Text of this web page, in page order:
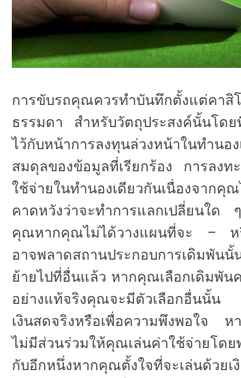
การขับรถคุณควรทำบันทึกตั้งแต่คาสิ
ธรรมดา สำหรับวัตถุประสงค์นั้นโดย
ไว้กับหน้าการลงทุนล่วงหน้าในทำนอ
สมดุลของข้อมูลที่เรียกร้อง การลงท
ใช้จ่ายในทำนองเดียวกันเนื่องจากคุ
คาดหวังว่าจะทำการแลกเปลี่ยนใด
คุณหากคุณไม่ได้วางแผนที่จะ – ห
อาจพลาดสถานประกอบการเดิมพันนั้
ย้ายไปที่อื่นแล้ว หากคุณเลือกเดิมพัน
อย่างแท้จริงคุณจะมีตัวเลือกอื่นนั้น
เงินสดจริงหรือเพื่อความพึงพอใจ ห
ไม่มีส่วนร่วมให้คุณเล่นค่าใช้จ่ายโด
กับอีกหนึ่งหากคุณตั้งใจที่จะเล่นด้วยเ